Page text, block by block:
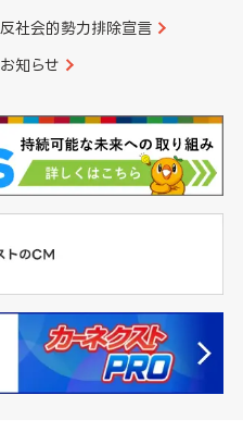
反社会的勢力排除宣言
お知らせ